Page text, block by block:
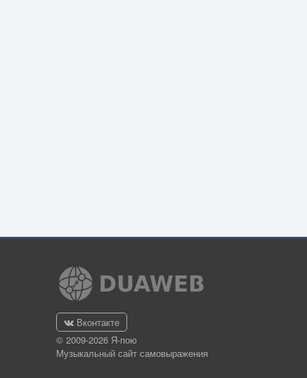
Вконтакте
© 2009-2026 Я-пою
Музыкальный сайт самовыражения